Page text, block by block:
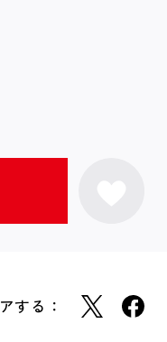
する：